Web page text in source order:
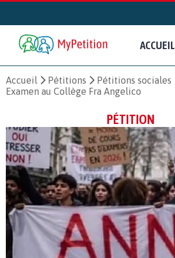
ACCUEIL
Accueil Pétitions Pétitions sociales
Examen au Collège Fra Angelico
PÉTITION